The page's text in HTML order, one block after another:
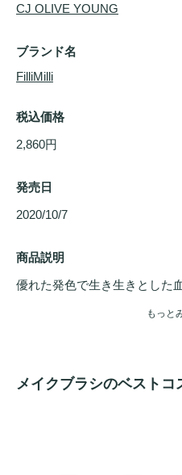
CJ OLIVE YOUNG
ブランド名
FilliMilli
税込価格
2,860円
発売日
2020/10/7
商品説明
優れた発色で生き生きとした
もっと
メイクブラシのベストコ